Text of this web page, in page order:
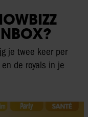
je twee keer per
de royals in je